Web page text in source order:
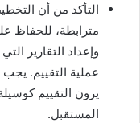
التأكد من أن
مترابطة، للحفاظ
وإعداد التقارير
عملية التقييم.
يرون التقييم
المستقبل.